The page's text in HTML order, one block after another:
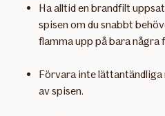
Ha alltid en brandfilt
spisen om du snabbt
flamma upp på bara några
Förvara inte lättantändliga
av spisen.